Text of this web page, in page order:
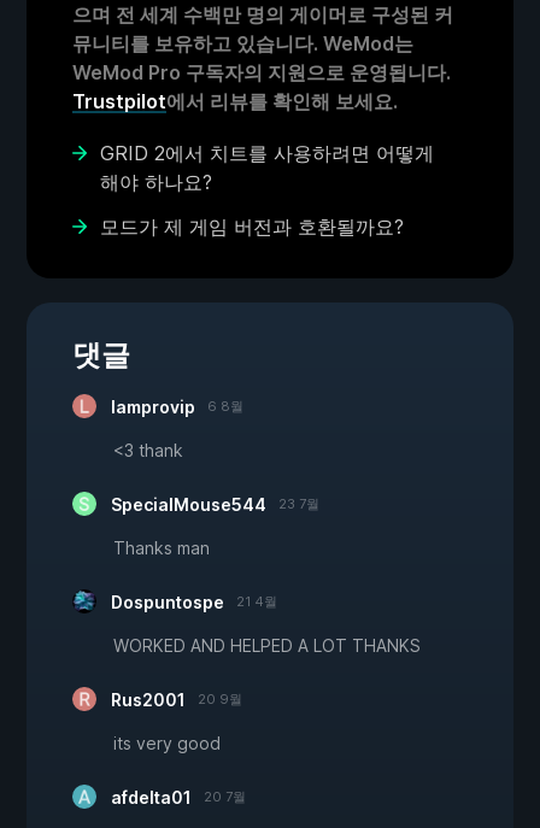
으며 전 세계 수백만 명의 게이머로 구성된 커
뮤니티를 보유하고 있습니다. WeMod는
WeMod Pro 구독자의 지원으로 운영됩니다.
Trustpilot에서 리뷰를 확인해 보세요.
GRID 2에서 치트를 사용하려면 어떻게
해야 하나요?
모드가 제 게임 버전과 호환될까요?
댓글
lamprovip 6 8월
<3 thank
SpecialMouse544 23 7월
Thanks man
Dospuntospe 21 4월
WORKED AND HELPED A LOT THANKS
Rus2001 20 9월
its very good
afdelta01 20 7월